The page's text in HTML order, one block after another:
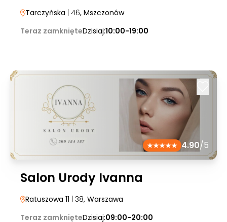
Tarczyńska | 46, Mszczonów
Teraz zamknięteDzisiaj:10:00-19:00
4.90/5
Salon Urody Ivanna
Ratuszowa 11 | 38, Warszawa
Teraz zamknięteDzisiaj:09:00-20:00